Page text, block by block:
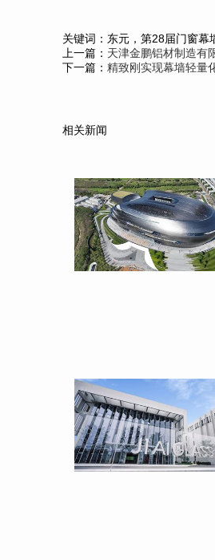
关键词：东元，第28届门窗幕
上一篇： 天津金鹏铝材制造有
下一篇： 精致刚实现幕墙轻量
相关新闻